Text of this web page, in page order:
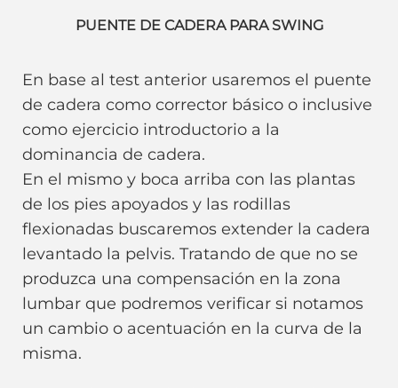
PUENTE DE CADERA PARA SWING
En base al test anterior usaremos el puente
de cadera como corrector básico o inclusive
como ejercicio introductorio a la
dominancia de cadera.
En el mismo y boca arriba con las plantas
de los pies apoyados y las rodillas
flexionadas buscaremos extender la cadera
levantado la pelvis. Tratando de que no se
produzca una compensación en la zona
lumbar que podremos verificar si notamos
un cambio o acentuación en la curva de la
misma.